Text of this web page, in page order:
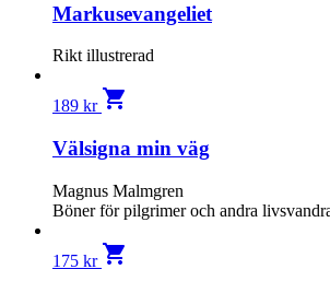
Markusevangeliet
Rikt illustrerad
189 kr shopping_cart
Välsigna min väg
Magnus Malmgren
Böner för pilgrimer och andra
175 kr shopping_cart